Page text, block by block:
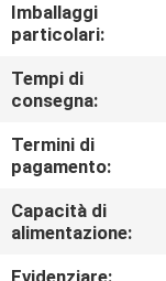
CONTROLLO
DI
QUALITÀ
UNA
CITAZIONE
Imballaggi
particolari:
Tempi di
consegna:
Termini di
pagamento:
Capacità di
alimentazione: